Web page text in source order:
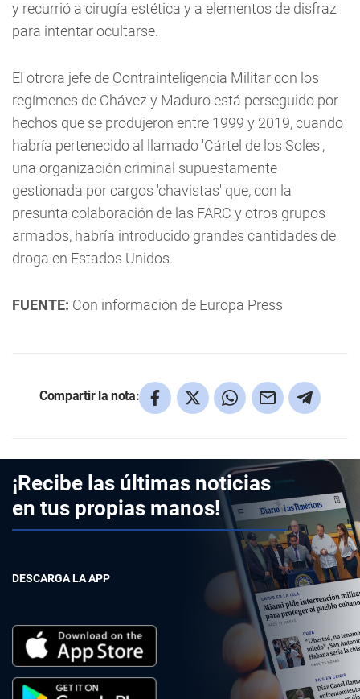
y recurrió a cirugía estética y a elementos de disfraz
para intentar ocultarse.
El otrora jefe de Contrainteligencia Militar con los
regímenes de Chávez y Maduro está perseguido por
hechos que se produjeron entre 1999 y 2019, cuando
habría pertenecido al llamado 'Cártel de los Soles',
una organización criminal supuestamente
gestionada por cargos 'chavistas' que, con la
presunta colaboración de las FARC y otros grupos
armados, habría introducido grandes cantidades de
droga en Estados Unidos.
FUENTE: Con información de Europa Press
Compartir la nota:
¡Recibe las últimas noticias
en tus propias manos!
DESCARGA LA APP